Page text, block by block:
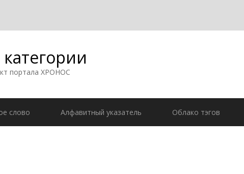
портала ХРОНОС
слово Алфавитный указатель Облако тэгов